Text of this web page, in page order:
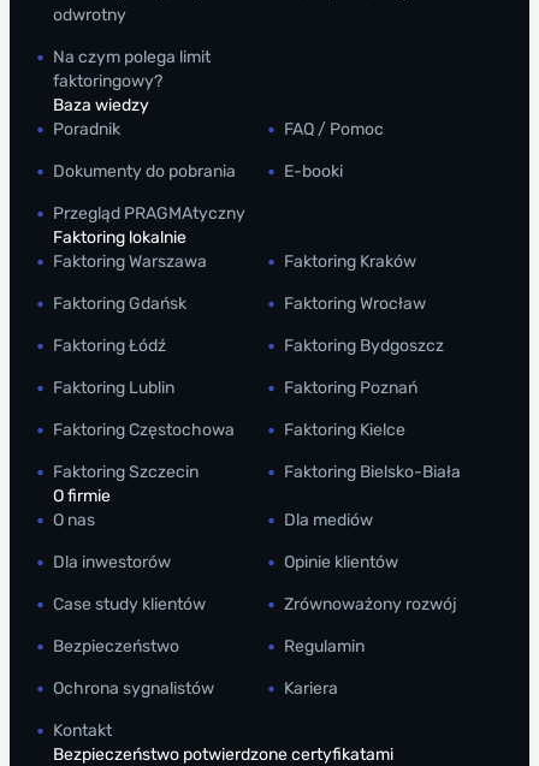
odwrotny
Na czym polega limit
faktoringowy?
Baza wiedzy
Poradnik
FAQ / Pomoc
Dokumenty do pobrania E-booki
Przegląd PRAGMAtyczny
Faktoring lokalnie
Faktoring Warszawa
Faktoring Kraków
Faktoring Gdańsk Faktoring Wrocław
Faktoring Łódź Faktoring Bydgoszcz
Faktoring Lublin Faktoring Poznań
Faktoring Częstochowa Faktoring Kielce
Faktoring Szczecin
Faktoring Bielsko-Biała
O firmie
O nas
Dla mediów
Dla inwestorów Opinie klientów
Case study klientów Zrównoważony rozwój
Bezpieczeństwo Regulamin
Ochrona sygnalistów Kariera
Kontakt
Bezpieczeństwo potwierdzone certyfikatami